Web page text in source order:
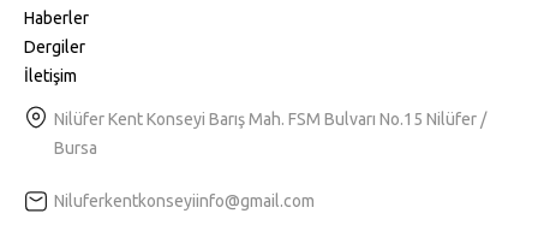
Haberler
Dergiler
İletişim
Nilüfer Kent Konseyi Barış Mah. FSM Bulvarı No.15 Nilüfer /
Bursa
Niluferkentkonseyiinfo@gmail.com